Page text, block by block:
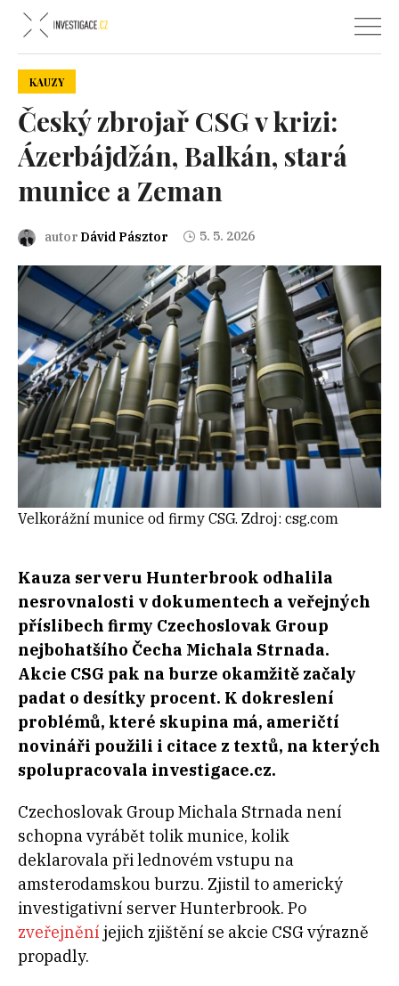
KAUZY
Český zbrojař CSG v krizi:
Ázerbájdžán, Balkán, stará
munice a Zeman
autor Dávid Pásztor 5. 5. 2026
Velkorážní munice od firmy CSG. Zdroj: csg.com
Kauza serveru Hunterbrook odhalila
nesrovnalosti v dokumentech a veřejných
příslibech firmy Czechoslovak Group
nejbohatšího Čecha Michala Strnada.
Akcie CSG pak na burze okamžitě začaly
padat o desítky procent. K dokreslení
problémů, které skupina má, američtí
novináři použili i citace z textů, na kterých
spolupracovala investigace.cz.
Czechoslovak Group Michala Strnada není
schopna vyrábět tolik munice, kolik
deklarovala při lednovém vstupu na
amsterodamskou burzu. Zjistil to americký
investigativní server Hunterbrook. Po
zveřejnění jejich zjištění se akcie CSG výrazně
propadly.